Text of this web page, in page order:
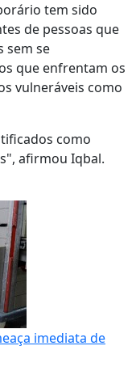
tem sido
de pessoas que
sem se
que enfrentam os
vulneráveis como
como
afirmou Iqbal.
imediata de